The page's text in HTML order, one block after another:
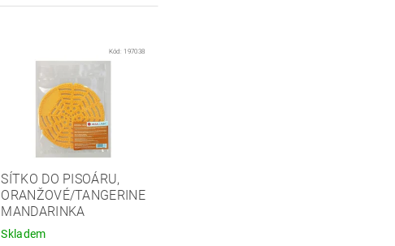
Kód: 197038
SÍTKO DO PISOÁRU,
ORANŽOVÉ/TANGERINE
MANDARINKA
Skladem